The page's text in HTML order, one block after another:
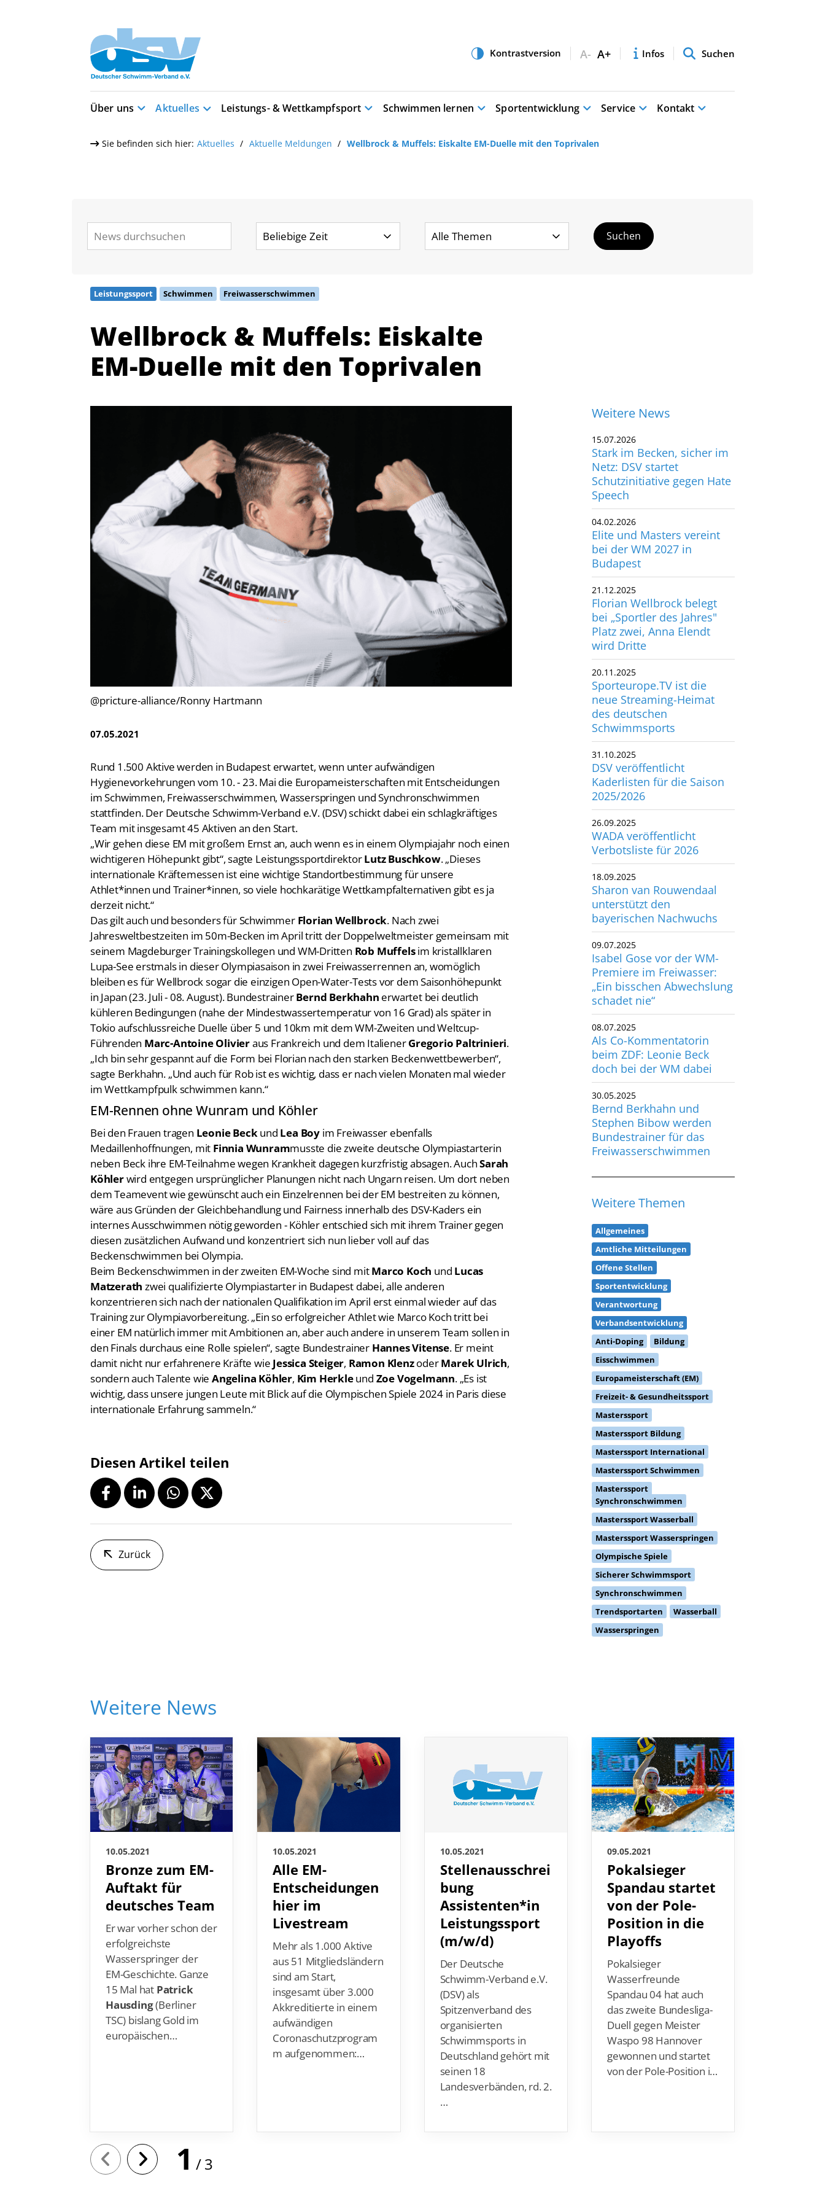
Über uns Aktuelles Leistungs- & Wettkampfsport Schwimmen lernen Sportentwicklung Service Kontakt
Wellbrock & Muffels: Eiskalte
EM-Duelle mit den Toprivalen
@pricture-alliance/Ronny Hartmann
Hygienevorkehrungen vom 10. - 23. Mai die Europameisterschaften mit Entscheidungen
im Schwimmen, Freiwasserschwimmen, Wasserspringen und Synchronschwimmen
stattfinden. Der Deutsche Schwimm-Verband e.V. (DSV) schickt dabei ein schlagkräftiges
Team mit insgesamt 45 Aktiven an den Start.
„Wir gehen diese EM mit großem Ernst an, auch wenn es in einem Olympiajahr noch einen
wichtigeren Höhepunkt gibt“, sagte Leistungssportdirektor Lutz Buschkow. „Dieses
internationale Kräftemessen ist eine wichtige Standortbestimmung für unsere
Athlet*innen und Trainer*innen, so viele hochkarätige Wettkampfalternativen gibt es ja
derzeit nicht.“
Das gilt auch und besonders für Schwimmer
Jahresweltbestzeiten im 50m-Becken im April tritt der Doppelweltmeister gemeinsam mit
seinem Magdeburger Trainingskollegen und WM-DrittenRob Muffelsim kristallklaren
Lupa-See erstmals in dieser Olympiasaison in zwei Freiwasserrennen an, womöglich
bleiben es für Wellbrock sogar die einzigen Open-Water-Tests vor dem Saisonhöhepunkt
in Japan (23. Juli - 08. August). BundestrainerBernd Berkhahnerwartet bei deutlich
kühleren Bedingungen (nahe der Mindestwassertemperatur von 16 Grad) als später in
Tokio aufschlussreiche Duelle über 5 und 10km mit dem WM-Zweiten und Weltcup-
FührendenMarc-Antoine Olivieraus Frankreich und dem ItalienerGregorio Paltrinieri
„Ich bin sehr gespannt auf die Form bei Florian nach den starken Beckenwettbewerben“,
sagte Berkhahn. „Und auch für Rob ist es wichtig, dass er nach vielen Monaten mal wieder
im Wettkampfpulk schwimmen kann.“
EM-Rennen ohne Wunram und Köhler
Bei den Frauen tragen Leonie BeckundLea Boy
Medaillenhoffnungen, mitFinnia Wunrammusste die zweite deutsche Olympiastarterin
neben Beck ihre EM-Teilnahme wegen Krankheit dagegen kurzfristig absagen. AuchSarah
Köhlerwird entgegen ursprünglicher Planungen nicht nach Ungarn reisen. Um dort neben
dem Teamevent wie gewünscht auch ein Einzelrennen bei der EM bestreiten zu können,
wäre aus Gründen der Gleichbehandlung und Fairness innerhalb des DSV-Kaders ein
internes Ausschwimmen nötig geworden - Köhler entschied sich mit ihrem Trainer gegen
diesen zusätzlichen Aufwand und konzentriert sich nun lieber voll auf das
Beckenschwimmen bei Olympia.
Beim Beckenschwimmen in der zweiten EM-Woche sind mit
Matzerathzwei qualifizierte Olympiastarter in Budapest dabei, alle anderen
konzentrieren sich nach der nationalen Qualifikation im April erst einmal wieder auf das
Training zur Olympiavorbereitung. „Ein so erfolgreicher Athlet wie Marco Koch tritt bei
einer EM natürlich immer mit Ambitionen an, aber auch andere in unserem Team sollen in
den Finals durchaus eine Rolle spielen“, sagte BundestrainerHannes Vitense. Er meint
damit nicht nur erfahrenere Kräfte wie Jessica Steiger,Ramon KlenzoderMarek Ulrich
sondern auch Talente wieAngelina Köhler,Kim HerkleundZoe Vogelmann. „Es ist
wichtig, dass unsere jungen Leute mit Blick auf die Olympischen Spiele 2024 in Paris diese
internationale Erfahrung sammeln.“
Zurück
Stark im Becken, sicher im
Netz: DSV startet
Schutzinitiative gegen Hate
Speech
04.02.2026
Elite und Masters vereint
bei der WM 2027 in
Budapest
21.12.2025
Florian Wellbrock belegt
bei „Sportler des Jahres"
Platz zwei, Anna Elendt
wird Dritte
Sporteurope.TV ist die
neue Streaming-Heimat
des deutschen
Schwimmsports
DSV veröffentlicht
Kaderlisten für die Saison
2025/2026
WADA veröffentlicht
Verbotsliste für 2026
Sharon van Rouwendaal
unterstützt den
bayerischen Nachwuchs
09.07.2025
Isabel Gose vor der WM-
Premiere im Freiwasser:
„Ein bisschen Abwechslung
schadet nie“
Als Co-Kommentatorin
beim ZDF: Leonie Beck
doch bei der WM dabei
Bernd Berkhahn und
Stephen Bibow werden
Bundestrainer für das
Freiwasserschwimmen
Amtliche Mitteilungen
Offene Stellen
Sportentwicklung
Verantwortung
Verbandsentwicklung
Anti-Doping
Bildung
Eisschwimmen
Europameisterschaft (EM)
Freizeit- & Gesundheitssport
Masterssport
Masterssport Bildung
Masterssport International
Masterssport Schwimmen
Masterssport
Synchronschwimmen
Masterssport Wasserball
Masterssport Wasserspringen
Olympische Spiele
Sicherer Schwimmsport
Synchronschwimmen
Trendsportarten
Wasserball
Wasserspringen
10.05.2021
Bronze zum EM-
Auftakt für
deutsches Team
Er war vorher schon der
erfolgreichste
Wasserspringer der
EM-Geschichte. Ganze
15 Mal hatPatrick
Hausding (Berliner
TSC) bislang Gold im
europäischen…
10.05.2021
Alle EM-
Entscheidungen
hier im
Livestream
Mehr als 1.000 Aktive
aus 51 Mitgliedsländern
sind am Start,
insgesamt über 3.000
Akkreditierte in einem
aufwändigen
Coronaschutzprogram
m aufgenommen:…
Stellenausschrei
bung
Assistenten*in
Leistungssport
(m/w/d)
Der Deutsche
Schwimm-Verband e.V.
(DSV) als
Spitzenverband des
organisierten
Schwimmsports in
Deutschland gehört mit
seinen 18
Landesverbänden, rd. 2.
…
09.05.2021
Pokalsieger
Spandau startet
von der Pole-
Position in die
Playoffs
Pokalsieger
Wasserfreunde
Spandau 04 hat auch
das zweite Bundesliga-
Duell gegen Meister
Waspo 98 Hannover
gewonnen und startet
von der Pole-Position i…
1
Quicklinks
Vereinsfinder
Lizenzwesen
Zentrale Hinweisstelle
Recht auf sicheren Schwimmsport
Abteilungen
Schwimmen
Freiwasserschwimmen
Wasserspringen
Wasserball
Synchronschwimmen
Masterssport
Deutscher Schwimm-Verband e.V.
D-34132 Kassel
Fax: +49 561 94083-15
info@dsv.de